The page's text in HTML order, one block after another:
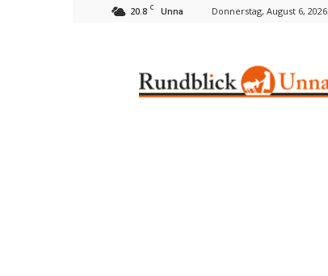
20.8 C Unna Donnerstag, August 6, 2026